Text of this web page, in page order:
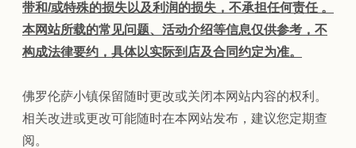
带和/或特殊的损失以及利润的损失，不承担任何责任 。
本网站所载的常见问题、活动介绍等信息仅供参考，不
构成法律要约，具体以实际到店及合同约定为准。
佛罗伦萨小镇保留随时更改或关闭本网站内容的权利。
相关改进或更改可能随时在本网站发布，建议您定期查
阅。